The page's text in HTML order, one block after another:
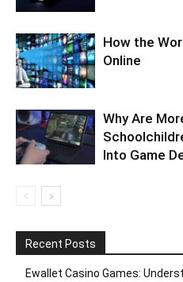
How the
Online
Why Are
Into Game
Recent Posts
Ewallet Casino Games: